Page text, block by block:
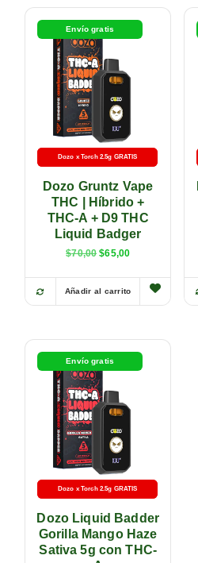
Envío gratis
-5% con transferencia
Dozo x Torch 2.5g GRATIS
Dozo Gruntz Vape
THC | Híbrido +
THC-A + D9 THC
Liquid Badger
$70,00 $65,00
Añadir al carrito
Envío gratis
-5% con transferencia
Dozo x Torch 2.5g GRATIS
Dozo Liquid Badder
Gorilla Mango Haze
Sativa 5g con THC-